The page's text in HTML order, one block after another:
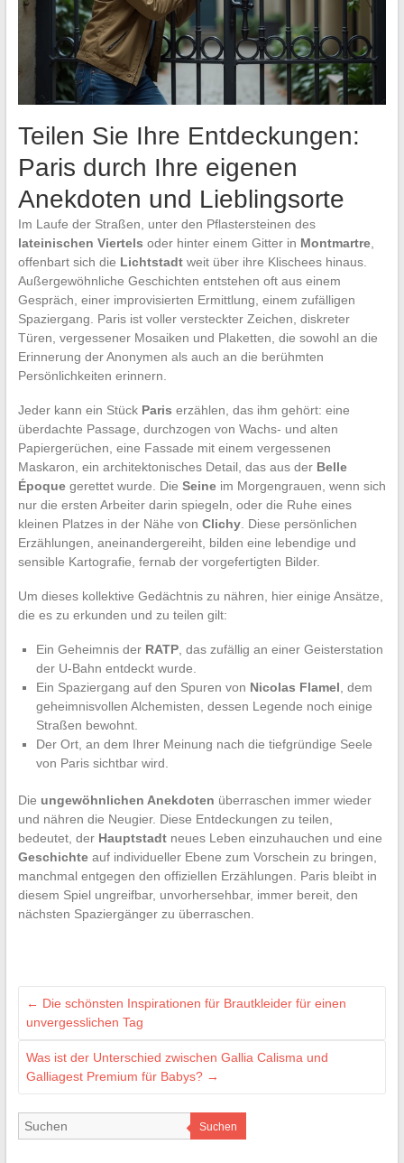
Teilen Sie Ihre Entdeckungen:
Paris durch Ihre eigenen
Anekdoten und Lieblingsorte
Im Laufe der Straßen, unter den Pflastersteinen des
lateinischen Viertels oder hinter einem Gitter in Montmartre,
offenbart sich die Lichtstadtweit über ihre Klischees hinaus.
Außergewöhnliche Geschichten entstehen oft aus einem
Gespräch, einer improvisierten Ermittlung, einem zufälligen
Spaziergang. Paris ist voller versteckter Zeichen, diskreter
Türen, vergessener Mosaiken und Plaketten, die sowohl an die
Erinnerung der Anonymen als auch an die berühmten
Persönlichkeiten erinnern.
Jeder kann ein Stück Paris erzählen, das ihm gehört: eine
überdachte Passage, durchzogen von Wachs- und alten
Papiergerüchen, eine Fassade mit einem vergessenen
Maskaron, ein architektonisches Detail, das aus der Belle
Époquegerettet wurde. Die Seineim Morgengrauen, wenn sich
nur die ersten Arbeiter darin spiegeln, oder die Ruhe eines
kleinen Platzes in der Nähe von Clichy. Diese persönlichen
Erzählungen, aneinandergereiht, bilden eine lebendige und
sensible Kartografie, fernab der vorgefertigten Bilder.
Um dieses kollektive Gedächtnis zu nähren, hier einige Ansätze,
die es zu erkunden und zu teilen gilt:
Ein Geheimnis der RATP, das zufällig an einer Geisterstation
der U-Bahn entdeckt wurde.
Ein Spaziergang auf den Spuren von Nicolas Flamel , dem
geheimnisvollen Alchemisten, dessen Legende noch einige
Straßen bewohnt.
Der Ort, an dem Ihrer Meinung nach die tiefgründige Seele
von Paris sichtbar wird.
Die ungewöhnlichen Anekdoten überraschen immer wieder
und nähren die Neugier. Diese Entdeckungen zu teilen,
bedeutet, der Hauptstadtneues Leben einzuhauchen und eine
Geschichteauf individueller Ebene zum Vorschein zu bringen,
manchmal entgegen den offiziellen Erzählungen. Paris bleibt in
diesem Spiel ungreifbar, unvorhersehbar, immer bereit, den
nächsten Spaziergänger zu überraschen.
← Die schönsten Inspirationen für Brautkleider für einen
unvergesslichen Tag
Was ist der Unterschied zwischen Gallia Calisma und
Galliagest Premium für Babys? →
Suchen